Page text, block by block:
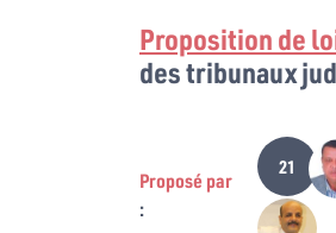
Proposition de
des tribunaux
Proposé par
:
21